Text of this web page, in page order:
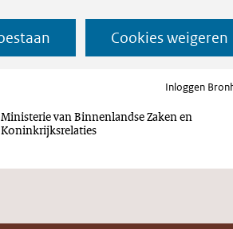
Cookies weigeren
Ministerie van Binnenlandse Zaken en
Koninkrijksrelaties
Inloggen